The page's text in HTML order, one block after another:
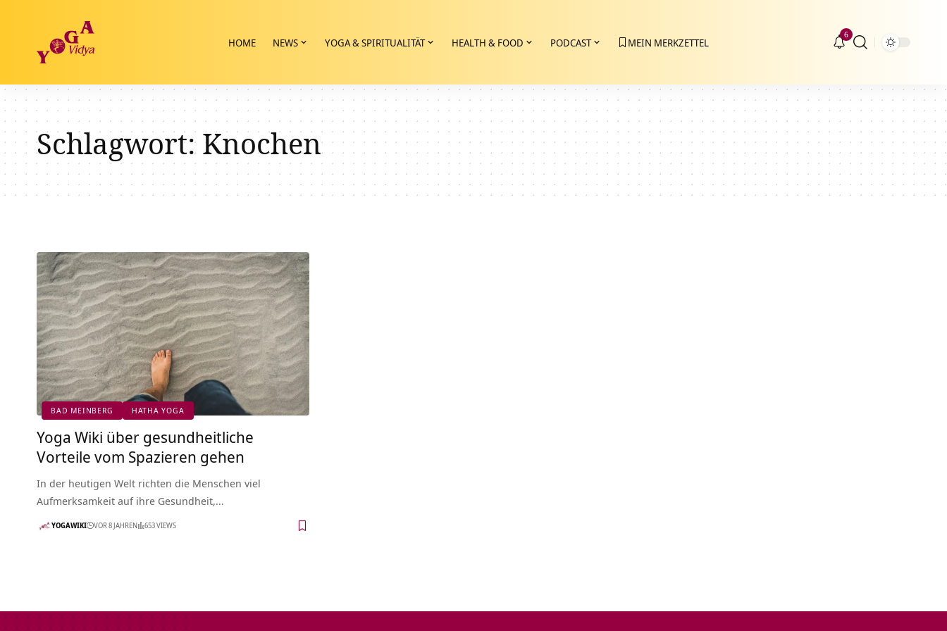
HOME NEWS YOGA & SPIRITUALITÄT HEALTH & FOOD PODCAST MEIN MERKZETTEL
6
Schlagwort:Knochen
BAD MEINBERG HATHA YOGA
Yoga Wiki über gesundheitliche
Vorteile vom Spazieren gehen
In der heutigen Welt richten die Menschen viel
Aufmerksamkeit auf ihre Gesundheit,…
YOGAWIKI VOR 8 JAHREN 653 VIEWS